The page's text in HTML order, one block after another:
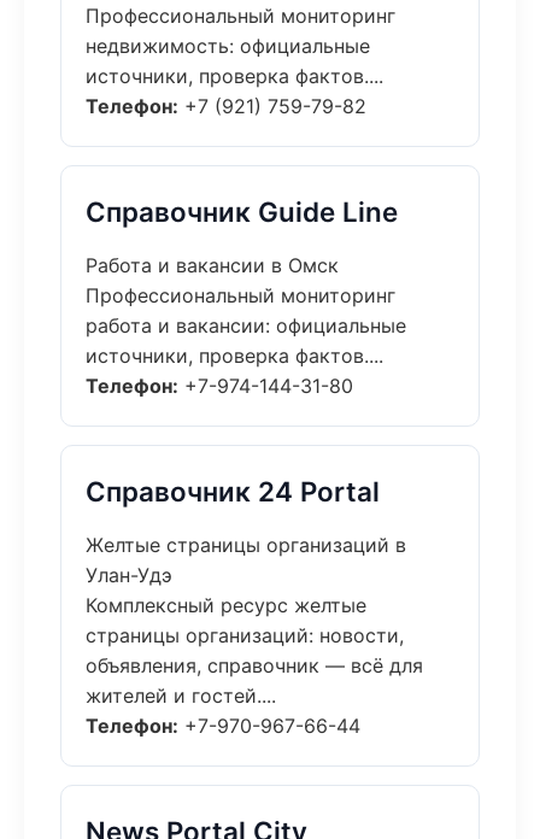
Профессиональный мониторинг
недвижимость: официальные
источники, проверка фактов....
Телефон: +7 (921) 759-79-82
Справочник Guide Line
Работа и вакансии в Омск
Профессиональный мониторинг
работа и вакансии: официальные
источники, проверка фактов....
Телефон: +7-974-144-31-80
Справочник 24 Portal
Желтые страницы организаций в
Улан-Удэ
Комплексный ресурс желтые
страницы организаций: новости,
объявления, справочник — всё для
жителей и гостей....
Телефон: +7-970-967-66-44
News Portal City